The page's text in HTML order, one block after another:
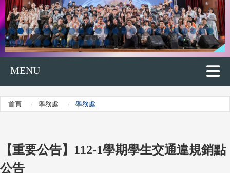
MENU
首頁 學務處 學務處
【重要公告】112-1學期學生交通違規銷點
公告